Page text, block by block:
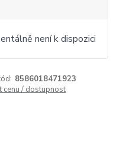
není k dispozici
8586018471923
cenu / dostupnost